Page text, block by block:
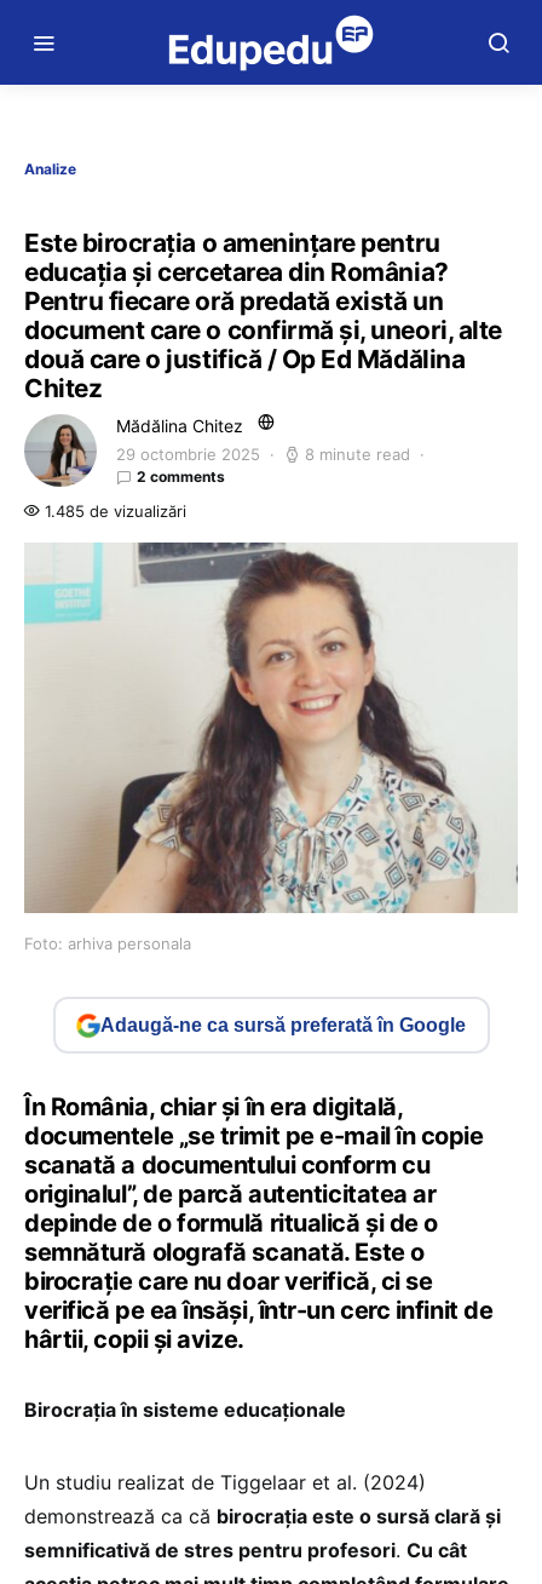
Analize
Este birocrația o amenințare pentru
educația și cercetarea din România?
Pentru fiecare oră predată există un
document care o confirmă și, uneori, alte
două care o justifică / Op Ed Mădălina
Chitez
Mădălina Chitez
29 octombrie 2025 8 minute read
2 comments
1.485 de vizualizări
Foto: arhiva personala
Adaugă-ne ca sursă preferată în Google
În România, chiar și în era digitală,
documentele „se trimit pe e-mail în copie
scanată a documentului conform cu
originalul”, de parcă autenticitatea ar
depinde de o formulă ritualică și de o
semnătură olografă scanată. Este o
birocrație care nu doar verifică, ci se
verifică pe ea însăși, într-un cerc infinit de
hârtii, copii și avize.
Birocrația în sisteme educaționale
Un studiu realizat de Tiggelaar et al. (2024)
demonstrează ca că birocrația este o sursă clară și
semnificativă de stres pentru profesori. Cu cât